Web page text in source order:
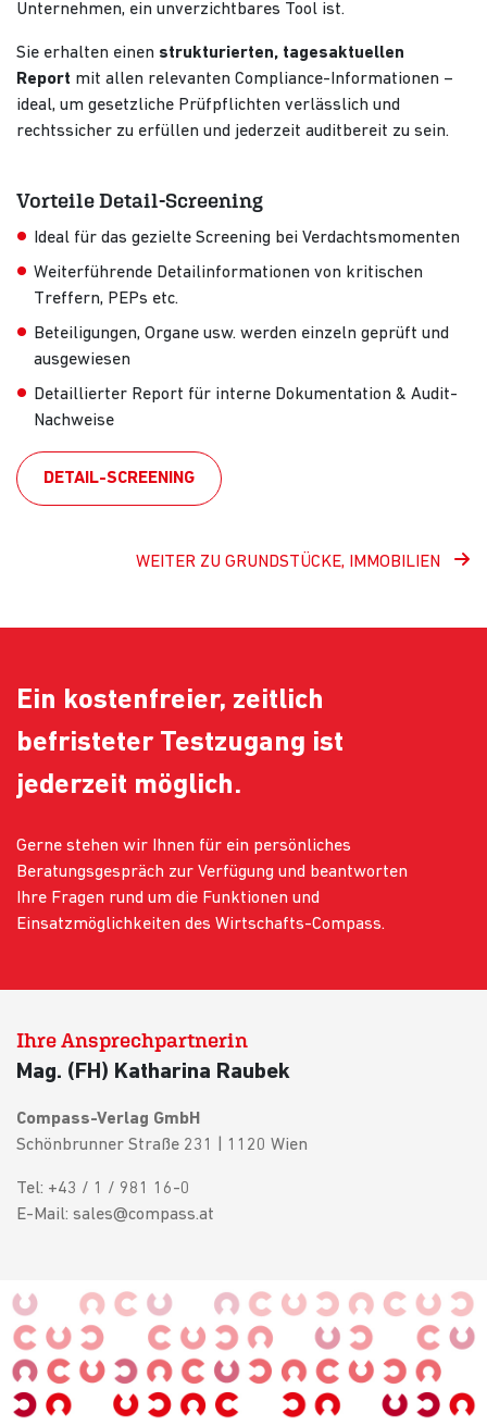
Unternehmen, ein unverzichtbares Tool ist.
Sie erhalten einen strukturierten, tagesaktuellen
Report mit allen relevanten Compliance-Informationen –
ideal, um gesetzliche Prüfpflichten verlässlich und
rechtssicher zu erfüllen und jederzeit auditbereit zu sein.
Vorteile Detail-Screening
Ideal für das gezielte Screening bei Verdachtsmomenten
Weiterführende Detailinformationen von kritischen
Treffern, PEPs etc.
Beteiligungen, Organe usw. werden einzeln geprüft und
ausgewiesen
Detaillierter Report für interne Dokumentation & Audit-
Nachweise
DETAIL-SCREENING
WEITER ZU GRUNDSTÜCKE, IMMOBILIEN
Ein kostenfreier, zeitlich
befristeter Testzugang ist
jederzeit möglich.
Gerne stehen wir Ihnen für ein persönliches
Beratungsgespräch zur Verfügung und beantworten
Ihre Fragen rund um die Funktionen und
Einsatzmöglichkeiten des Wirtschafts-Compass.
Ihre Ansprechpartnerin
Mag. (FH) Katharina Raubek
Compass-Verlag GmbH
Schönbrunner Straße 231 | 1120 Wien
Tel: +43 / 1 / 981 16-0
E-Mail: sales@compass.at